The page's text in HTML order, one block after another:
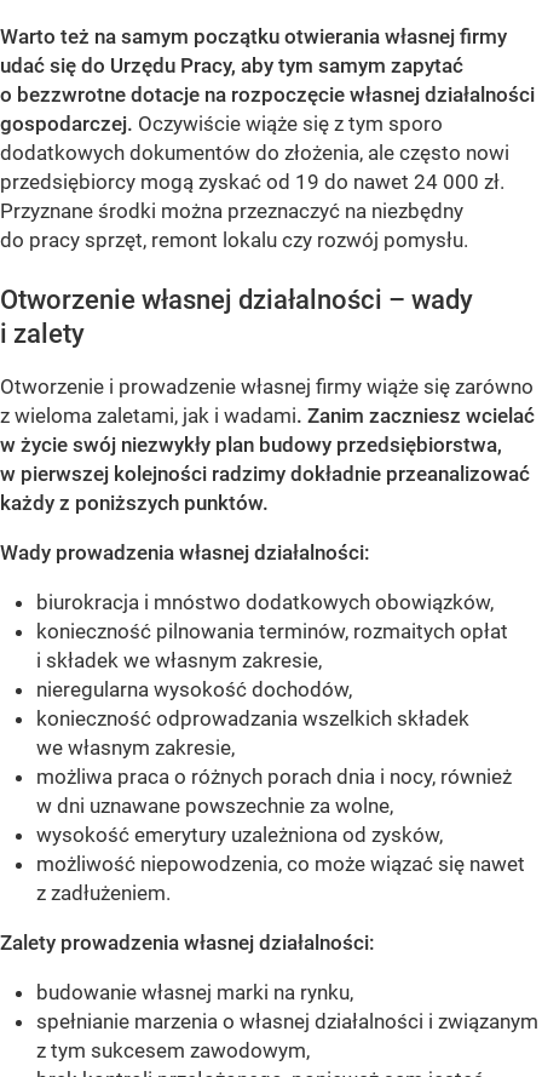
Warto też na samym początku otwierania własnej firmy
udać się do Urzędu Pracy, aby tym samym zapytać
o bezzwrotne dotacje na rozpoczęcie własnej działalności
gospodarczej. Oczywiście wiąże się z tym sporo
dodatkowych dokumentów do złożenia, ale często nowi
przedsiębiorcy mogą zyskać od 19 do nawet 24 000 zł.
Przyznane środki można przeznaczyć na niezbędny
do pracy sprzęt, remont lokalu czy rozwój pomysłu.
Otworzenie własnej działalności – wady
i zalety
Otworzenie i prowadzenie własnej firmy wiąże się zarówno
z wieloma zaletami, jak i wadami. Zanim zaczniesz wcielać
w życie swój niezwykły plan budowy przedsiębiorstwa,
w pierwszej kolejności radzimy dokładnie przeanalizować
każdy z poniższych punktów.
Wady prowadzenia własnej działalności:
biurokracja i mnóstwo dodatkowych obowiązków,
konieczność pilnowania terminów, rozmaitych opłat
i składek we własnym zakresie,
nieregularna wysokość dochodów,
konieczność odprowadzania wszelkich składek
we własnym zakresie,
możliwa praca o różnych porach dnia i nocy, również
w dni uznawane powszechnie za wolne,
wysokość emerytury uzależniona od zysków,
możliwość niepowodzenia, co może wiązać się nawet
z zadłużeniem.
Zalety prowadzenia własnej działalności:
budowanie własnej marki na rynku,
spełnianie marzenia o własnej działalności i związanym
z tym sukcesem zawodowym,